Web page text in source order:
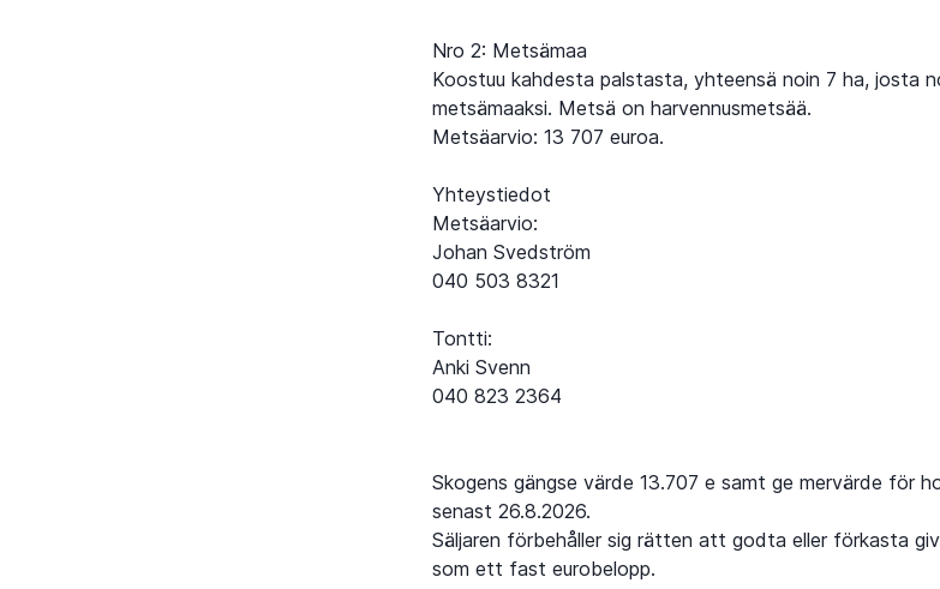
Nro 2: Metsämaa
Koostuu kahdesta palstasta, yhteensä noin 7 ha, josta
metsämaaksi. Metsä on harvennusmetsää.
Metsäarvio: 13 707 euroa.
Yhteystiedot
Metsäarvio:
Johan Svedström
040 503 8321
Tontti:
Anki Svenn
040 823 2364
Skogens gängse värde 13.707 e samt ge mervärde för
senast 26.8.2026.
Säljaren förbehåller sig rätten att godta eller förkasta
som ett fast eurobelopp.